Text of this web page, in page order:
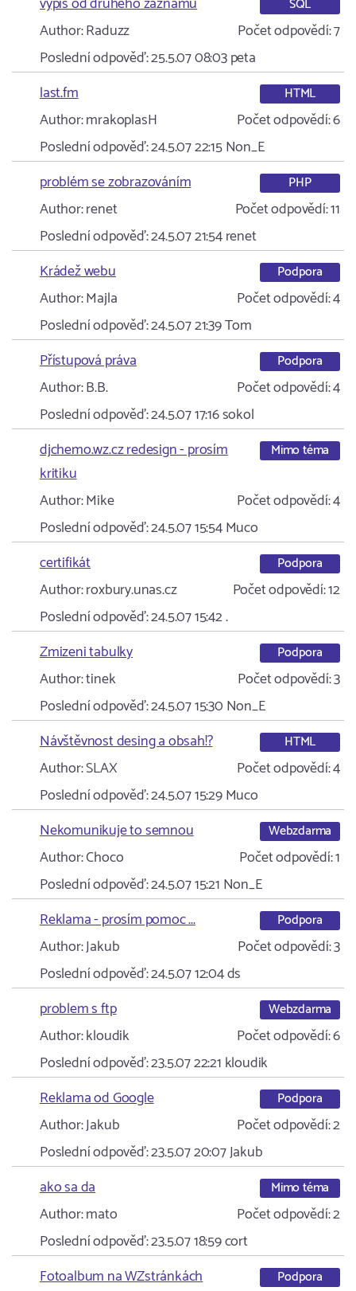
Author:Raduzz Počet odpovědí:7
Poslední odpověď:25.5.07 08:03peta
last.fm
HTML
Author:mrakoplasH Počet odpovědí:6
Poslední odpověď:24.5.07 22:15Non_E
problém se zobrazováním
PHP
Author:renet Počet odpovědí:11
Poslední odpověď:24.5.07 21:54renet
Krádež webu
Podpora
Author:Majla Počet odpovědí:4
Poslední odpověď:24.5.07 21:39Tom
Přístupová práva
Podpora
Author:B.B. Počet odpovědí:4
Poslední odpověď:24.5.07 17:16sokol
djchemo.wz.cz redesign - prosím
kritiku
Mimo téma
Author:Mike Počet odpovědí:4
Poslední odpověď:24.5.07 15:54Muco
certifikát
Podpora
Author:roxbury.unas.cz Počet odpovědí:12
Poslední odpověď:24.5.07 15:42.
Zmizeni tabulky
Podpora
Author:tinek Počet odpovědí:3
Poslední odpověď:24.5.07 15:30 Non_E
Návštěvnost desing a obsah!?
HTML
Author:SLAX Počet odpovědí:4
Poslední odpověď:24.5.07 15:29Muco
Nekomunikuje to semnou
Webzdarma
Author:Choco Počet odpovědí:1
Poslední odpověď:24.5.07 15:21 Non_E
Reklama - prosím pomoc ...
Podpora
Author:Jakub Počet odpovědí:3
Poslední odpověď:24.5.07 12:04ds
problem s ftp
Webzdarma
Author:kloudik Počet odpovědí:6
Poslední odpověď:23.5.07 22:21 kloudik
Reklama od Google
Podpora
Author:Jakub Počet odpovědí:2
Poslední odpověď:23.5.07 20:07Jakub
ako sa da
Mimo téma
Author:mato Počet odpovědí:2
Poslední odpověď:23.5.07 18:59cort
Fotoalbum na WZstránkách
Podpora